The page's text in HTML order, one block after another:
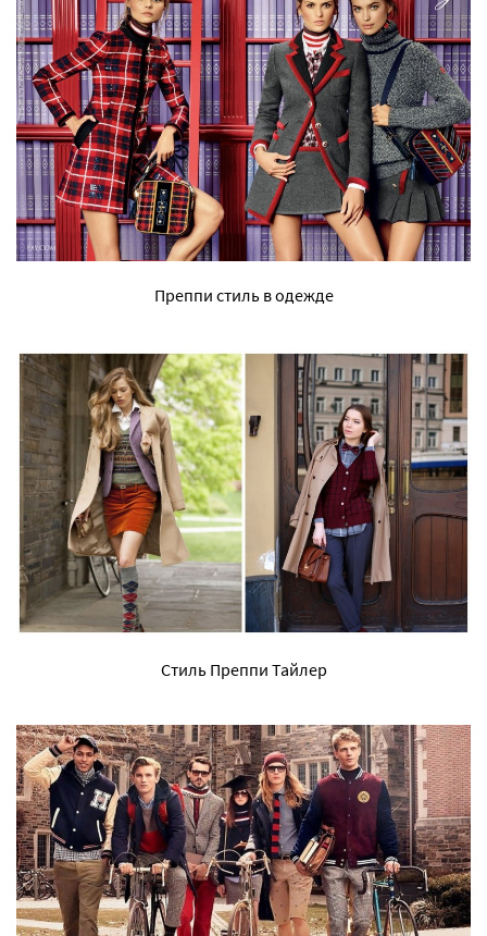
Преппи стиль в одежде
Стиль Преппи Тайлер